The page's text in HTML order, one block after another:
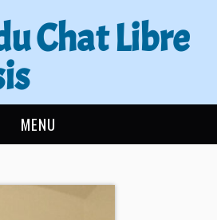
Chat Libre
MENU